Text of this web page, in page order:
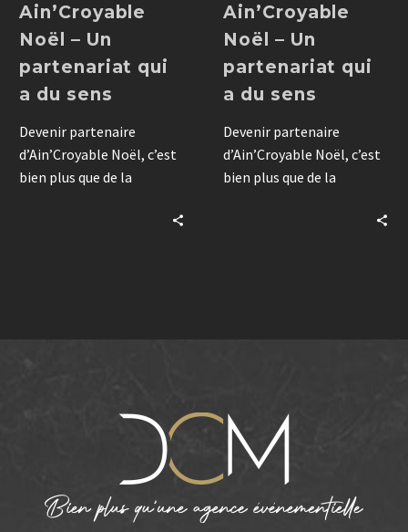
Ain’Croyable
Noël – Un
partenariat qui
a du sens
Devenir partenaire
d’Ain’Croyable Noël, c’est
bien plus que de la
d’intégrer votre marque à
Ain’Croyable
Noël – Un
partenariat qui
a du sens
Devenir partenaire
d’Ain’Croyable Noël, c’est
bien plus que de la
d’intégrer votre marque à